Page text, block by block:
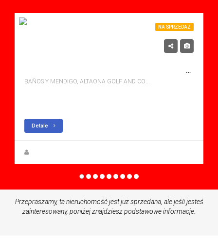
NA SPRZEDAŻ
NA SPRZEDAŻ VILLA W ALTAONA GOLF AND COUNTRY VILLAGE, BANOS Y MENDIGO Z BASENEM
BAÑOS Y MENDIGO, ALTAONA GOLF AND COUNTRY VILLAGE
Detale
Przepraszamy, ta nieruchomość jest już sprzedana, ale jeśli jesteś
zainteresowany, poniżej znajdziesz podstawowe informacje.